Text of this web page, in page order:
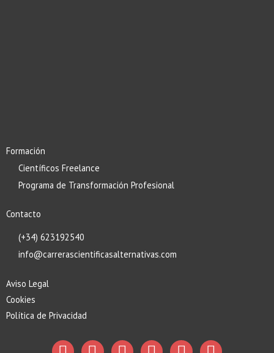
Formación
Científicos Freelance
Programa de Transformación Profesional
Contacto
(+34) 623192540
info@carrerascientificasalternativas.com
Aviso Legal
Cookies
Política de Privacidad
F T L I Y T